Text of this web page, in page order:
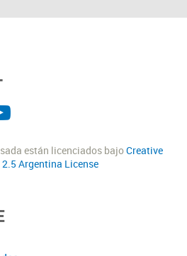
están licenciados bajoCreative
Argentina License